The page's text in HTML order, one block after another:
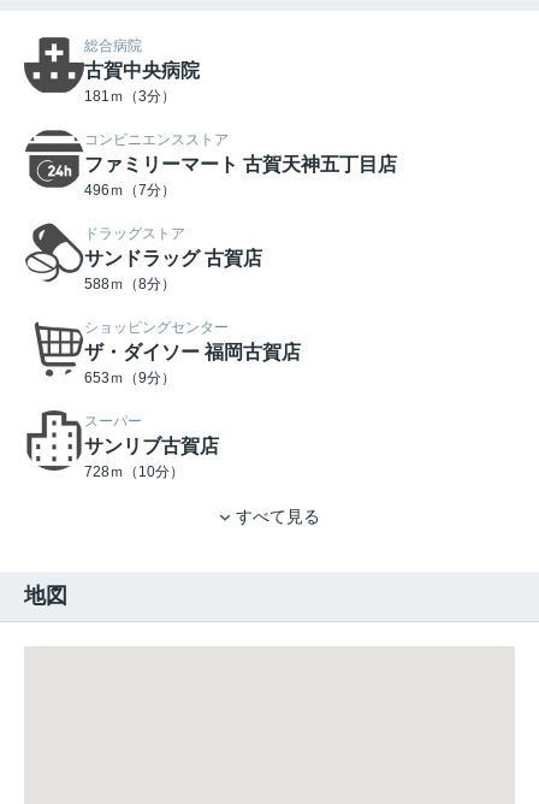
総合病院
古賀中央病院
181ｍ（3分）
コンビニエンスストア
ファミリーマート 古賀天神五丁目店
496ｍ（7分）
ドラッグストア
サンドラッグ 古賀店
588ｍ（8分）
ショッピングセンター
ザ・ダイソー 福岡古賀店
653ｍ（9分）
スーパー
サンリブ古賀店
728ｍ（10分）
すべて見る
地図